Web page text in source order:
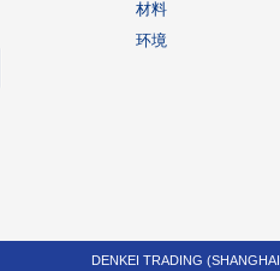
材料
环境
DENKEI TRADING